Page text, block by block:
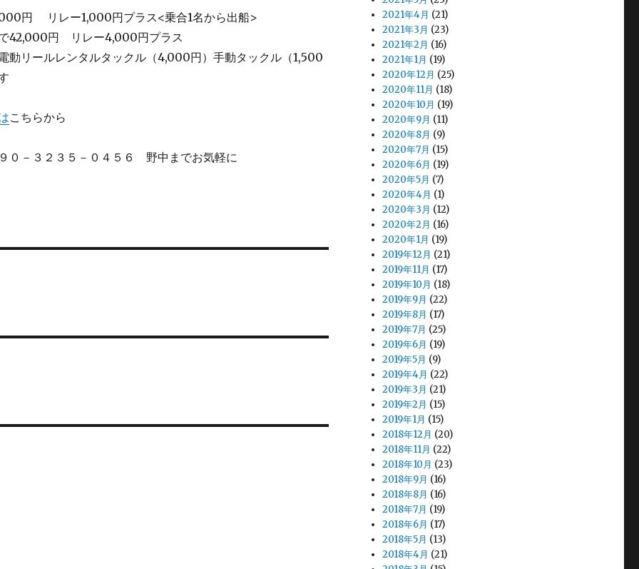
円 リレー1,000円プラス<乗合1名から出船>
42,000円 リレー4,000円プラス
動リールレンタルタックル（4,000円）手動タックル（1,500
こちらから
０－３２３５－０４５６ 野中までお気軽に
2021年4月 (21)
2021年3月 (23)
2021年2月 (16)
2021年1月 (19)
2020年12月 (25)
2020年11月 (18)
2020年10月 (19)
2020年9月 (11)
2020年8月 (9)
2020年7月 (15)
2020年6月 (19)
2020年5月 (7)
2020年4月 (1)
2020年3月 (12)
2020年2月 (16)
2020年1月 (19)
2019年12月 (21)
2019年11月 (17)
2019年10月 (18)
2019年9月 (22)
2019年8月 (17)
2019年7月 (25)
2019年6月 (19)
2019年5月 (9)
2019年4月 (22)
2019年3月 (21)
2019年2月 (15)
2019年1月 (15)
2018年12月 (20)
2018年11月 (22)
2018年10月 (23)
2018年9月 (16)
2018年8月 (16)
2018年7月 (19)
2018年6月 (17)
2018年5月 (13)
2018年4月 (21)